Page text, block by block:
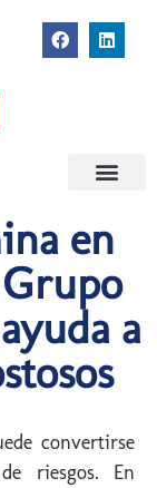
en
a
convertirse
riesgos. En